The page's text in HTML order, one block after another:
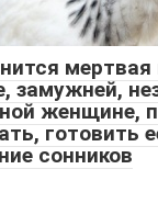
мертвая
замужней,
женщине,
готовить
сонников